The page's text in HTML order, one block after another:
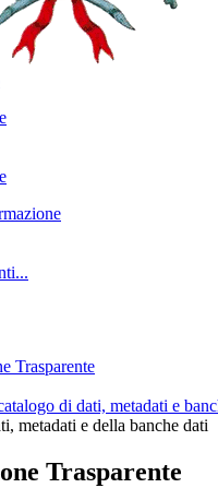
Trasparente
di dati, metadati e
metadati e della banche dati
Trasparente